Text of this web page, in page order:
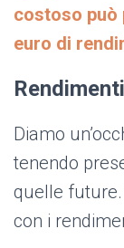
costoso può
euro di
Diamo
tenendo
quelle
con i